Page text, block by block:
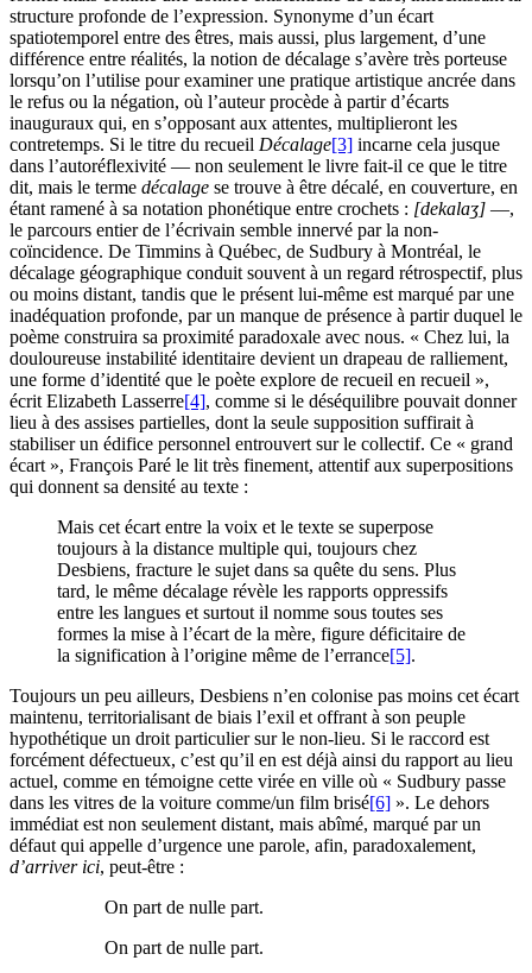
structure profonde de l’expression. Synonyme d’un écart
spatiotemporel entre des êtres, mais aussi, plus largement, d’une
différence entre réalités, la notion de décalage s’avère très porteuse
lorsqu’on l’utilise pour examiner une pratique artistique ancrée dans
le refus ou la négation, où l’auteur procède à partir d’écarts
inauguraux qui, en s’opposant aux attentes, multiplieront les
contretemps. Si le titre du recueil Décalage[3] incarne cela jusque
dans l’autoréflexivité — non seulement le livre fait-il ce que le titre
dit, mais le terme décalage se trouve à être décalé, en couverture, en
étant ramené à sa notation phonétique entre crochets : [dekalaʒ] —,
le parcours entier de l’écrivain semble innervé par la non-
coïncidence. De Timmins à Québec, de Sudbury à Montréal, le
décalage géographique conduit souvent à un regard rétrospectif, plus
ou moins distant, tandis que le présent lui-même est marqué par une
inadéquation profonde, par un manque de présence à partir duquel le
poème construira sa proximité paradoxale avec nous. « Chez lui, la
douloureuse instabilité identitaire devient un drapeau de ralliement,
une forme d’identité que le poète explore de recueil en recueil »,
écrit Elizabeth Lasserre[4], comme si le déséquilibre pouvait donner
lieu à des assises partielles, dont la seule supposition suffirait à
stabiliser un édifice personnel entrouvert sur le collectif. Ce « grand
écart », François Paré le lit très finement, attentif aux superpositions
qui donnent sa densité au texte :
Mais cet écart entre la voix et le texte se superpose
toujours à la distance multiple qui, toujours chez
Desbiens, fracture le sujet dans sa quête du sens. Plus
tard, le même décalage révèle les rapports oppressifs
entre les langues et surtout il nomme sous toutes ses
formes la mise à l’écart de la mère, figure déficitaire de
la signification à l’origine même de l’errance[5].
Toujours un peu ailleurs, Desbiens n’en colonise pas moins cet écart
maintenu, territorialisant de biais l’exil et offrant à son peuple
hypothétique un droit particulier sur le non-lieu. Si le raccord est
forcément défectueux, c’est qu’il en est déjà ainsi du rapport au lieu
actuel, comme en témoigne cette virée en ville où « Sudbury passe
dans les vitres de la voiture comme/un film brisé[6] ». Le dehors
immédiat est non seulement distant, mais abîmé, marqué par un
défaut qui appelle d’urgence une parole, afin, paradoxalement,
d’arriver ici, peut-être :
On part de nulle part.
On part de nulle part.